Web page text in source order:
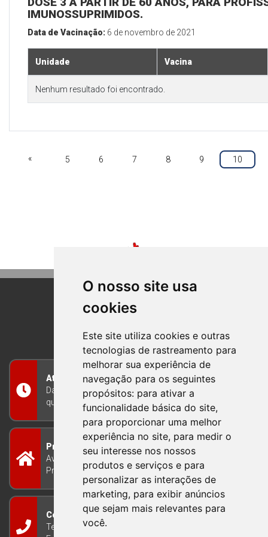
O nosso site usa
cookies
Este site utiliza cookies e outras
tecnologias de rastreamento para
melhorar sua experiência de
navegação para os seguintes
propósitos: para ativar a
funcionalidade básica do site,
para proporcionar uma melhor
experiência no site, para medir o
seu interesse nos nossos
produtos e serviços e para
personalizar as interações de
marketing, para exibir anúncios
que sejam mais relevantes para
você.
IMUNOSSUPRIMIDOS.
Data de Vacinação: 6 de novembro de 2021
Unidade Vacina
Nenhum resultado foi encontrado.
« 5 6 7 8 9 10
BOM PRINCIPIO
RIO GRANDE DO SUL
Atendimento
Das 8h às 12h e das 13h às 17h30, de segunda a
quinta-feira, e nas sextas-feiras das 7h às 13h
Prefeitura Municipal
Avenida Guilherme Winter 65 - Centro Bom
Princípio/RS - Brasil CEP 95765-000
Contato
Telefone: (51) 3634-8100